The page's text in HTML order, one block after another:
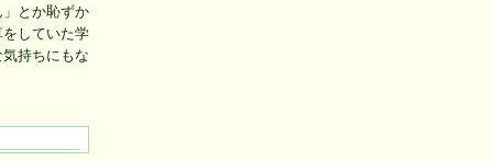
とか恥ずか
していた学
持ちにもな